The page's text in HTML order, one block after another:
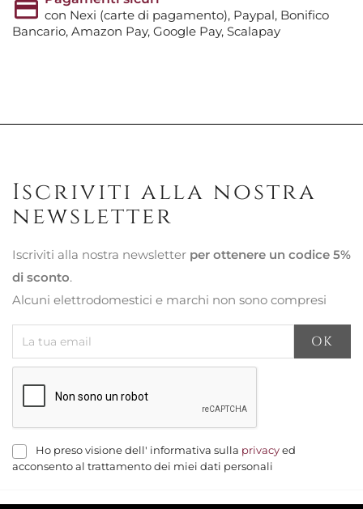
con Nexi (carte di pagamento), Paypal, Bonifico
Bancario, Amazon Pay, Google Pay, Scalapay
Iscriviti alla nostra
newsletter
Iscriviti alla nostra newsletter per ottenere un codice 5%
di sconto.
Alcuni elettrodomestici e marchi non sono compresi
Ho preso visione dell' informativa sulla privacy ed
acconsento al trattamento dei miei dati personali